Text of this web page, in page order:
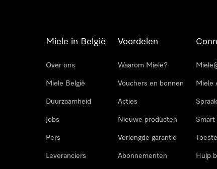
Miele in België
Over ons
Miele België
Duurzaamheid
Jobs
Pers
Leveranciers
Voordelen
Waarom Miele?
Vouchers en bonnen
Acties
Nieuwe producten
Verlengde garantie
Abonnementen
Miele
Smart
Hulp